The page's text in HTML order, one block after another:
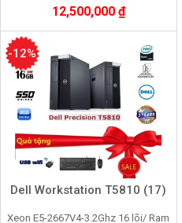
3d,Edit video máy ảo,cầy giả lập
game, youtube, tiktok)
12,500,000 ₫
Dell Workstation T5810 (17)
Xeon E5-2667V4-3.2Ghz 16 lõi/ Ram
-12%